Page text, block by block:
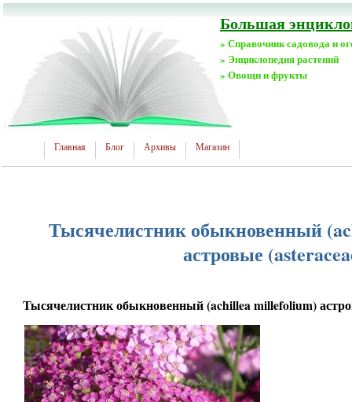
Большая
» Справочник садовода и
» Энциклопедия растений
» Овощи и фрукты
Главная Блог Архивы Магазин
Тысячелистник обыкновенный
астровые
Тысячелистник обыкновенный (achillea millefolium)